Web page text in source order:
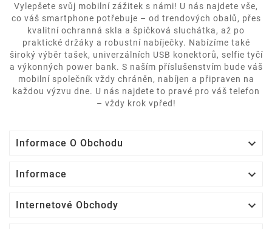
Vylepšete svůj mobilní zážitek s námi! U nás najdete vše,
co váš smartphone potřebuje – od trendových obalů, přes
kvalitní ochranná skla a špičková sluchátka, až po
praktické držáky a robustní nabíječky. Nabízíme také
široký výběr tašek, univerzálních USB konektorů, selfie tyčí
a výkonných power bank. S naším příslušenstvím bude váš
mobilní společník vždy chráněn, nabíjen a připraven na
každou výzvu dne. U nás najdete to pravé pro váš telefon
– vždy krok vpřed!
Informace O Obchodu 
Informace 
Internetové Obchody 